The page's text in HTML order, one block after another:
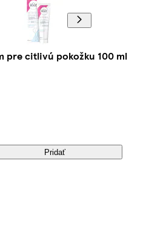
pre citlivú pokožku 100 ml
Pridať